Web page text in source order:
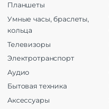
Планшеты
Умные часы, браслеты,
кольца
Телевизоры
Электротранспорт
Аудио
Бытовая техника
Аксессуары